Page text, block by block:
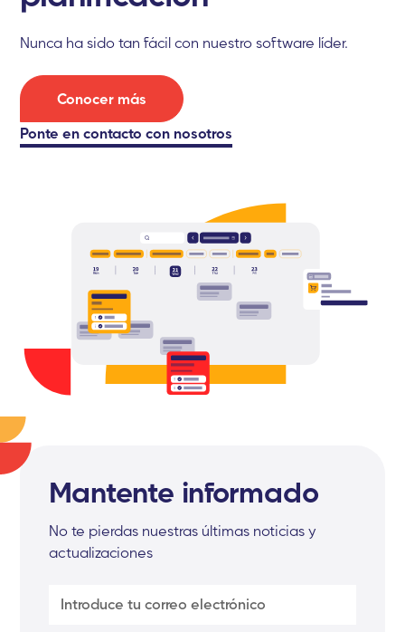
Nunca ha sido tan fácil con nuestro software líder.
Conocer más
Ponte en contacto con nosotros
Mantente informado
No te pierdas nuestras últimas noticias y
actualizaciones